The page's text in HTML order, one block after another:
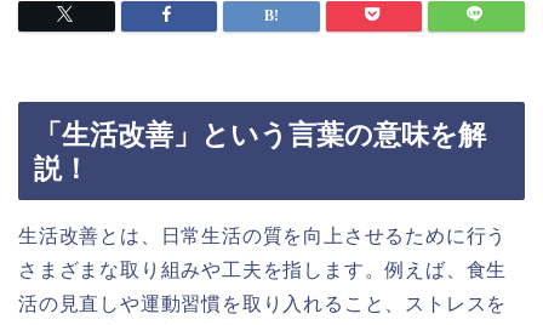
「生活改善」という言葉の意味を解
説！
生活改善とは、日常生活の質を向上させるために行う
さまざまな取り組みや工夫を指します。例えば、食生
活の見直しや運動習慣を取り入れること、ストレスを